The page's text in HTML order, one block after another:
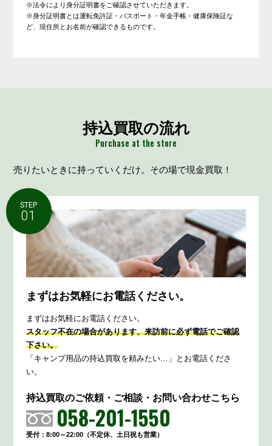
※法令により身分証明書をご確認させていただきます。
※身分証明書とは運転免許証・パスポート・年金手帳・健康保険証な
ど、現住所とお名前が確認できるものです。
持込買取の流れ
Purchase at the store
売りたいときに持っていくだけ。その場で現金買取！
STEP
01
まずはお気軽にお電話ください。
まずはお気軽にお電話ください。
スタッフ不在の場合があります、来訪前に必ず電話でご確認
下さい。
「キャンプ用品の持込買取を頼みたい…」とお電話くださ
い。
持込買取のご依頼・ご相談・お問い合わせこちら
058-201-1550
受付：8:00～22:00（不定休、土日祝も営業）